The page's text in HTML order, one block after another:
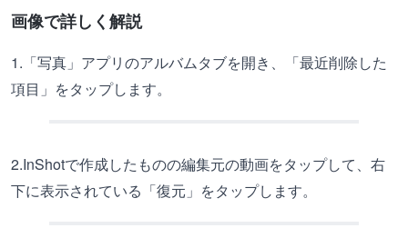
画像で詳しく解説
1.「写真」アプリのアルバムタブを開き、「最近削除した
項目」をタップします。
2.InShotで作成したものの編集元の動画をタップして、右
下に表示されている「復元」をタップします。